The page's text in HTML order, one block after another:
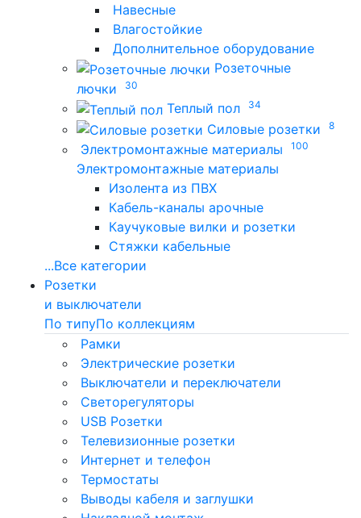
Навесные
Влагостойкие
Дополнительное оборудование
Розеточные
лючки
30
Теплый пол 34
Силовые розетки 8
Электромонтажные материалы 100
Электромонтажные материалы
Изолента из ПВХ
Кабель-каналы арочные
Каучуковые вилки и розетки
Стяжки кабельные
...Все категории
Розетки
и выключатели
По типуПо коллекциям
Рамки
Электрические розетки
Выключатели и переключатели
Светорегуляторы
USB Розетки
Телевизионные розетки
Интернет и телефон
Термостаты
Выводы кабеля и заглушки